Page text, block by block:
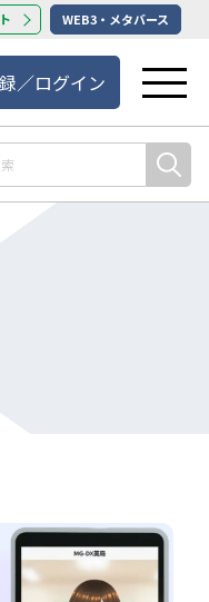
WEB3・メタバース
／ログイン